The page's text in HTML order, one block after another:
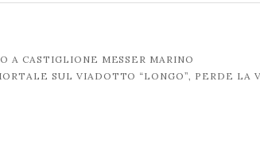
A CASTIGLIONE MESSER MARINO
SUL VIADOTTO “LONGO”, PERDE LA